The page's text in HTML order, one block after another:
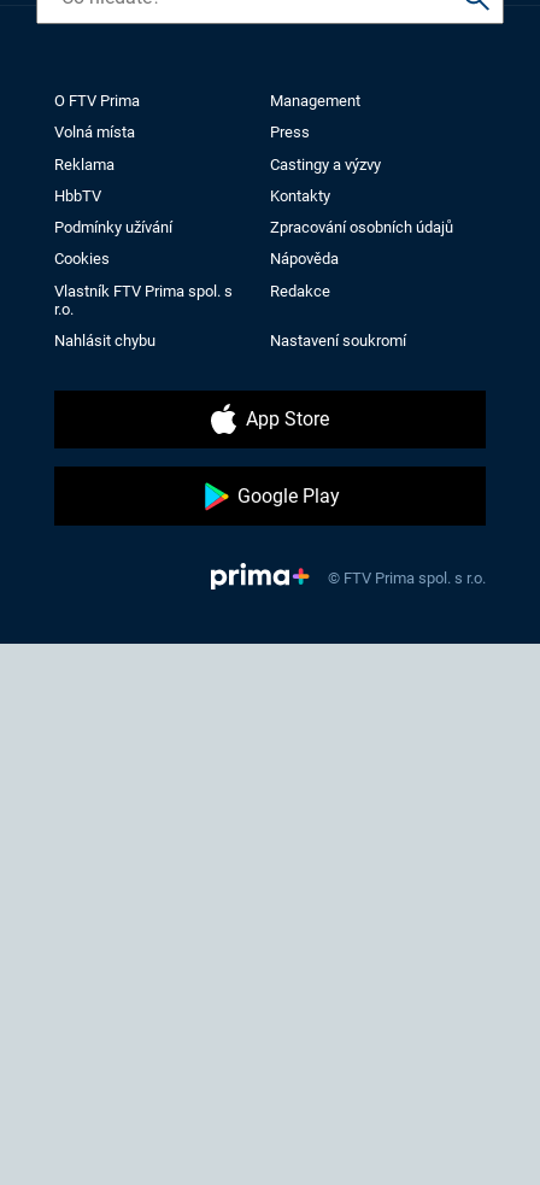
O FTV Prima
Management
Volná místa
Press
Reklama
Castingy a výzvy
HbbTV
Kontakty
Podmínky užívání
Zpracování osobních údajů
Cookies
Nápověda
Vlastník FTV Prima spol. s
r.o.
Redakce
Nahlásit chybu Nastavení soukromí
App Store
Google Play
© FTV Prima spol. s r.o.